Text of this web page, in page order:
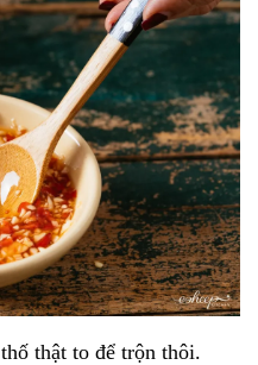
thật to để trộn thôi.